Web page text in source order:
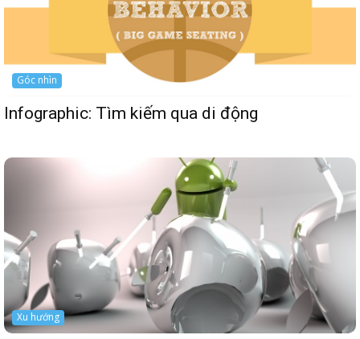
Góc nhìn
Infographic: Tìm kiếm qua di động
Xu hướng